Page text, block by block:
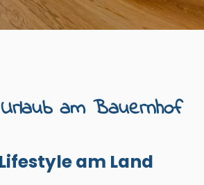
am Bauernhof
am Land